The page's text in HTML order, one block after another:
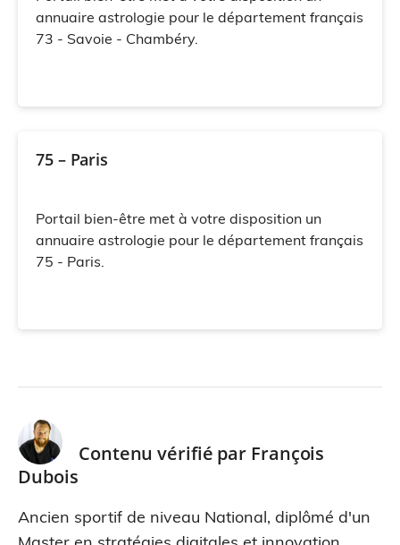
annuaire astrologie pour le département français
73 - Savoie - Chambéry.
75 – Paris
Portail bien-être met à votre disposition un
annuaire astrologie pour le département français
75 - Paris.
Contenu vérifié par François
Dubois
Ancien sportif de niveau National, diplômé d'un